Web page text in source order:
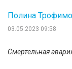
03.05.2023 09:58
Полина
Смертельная